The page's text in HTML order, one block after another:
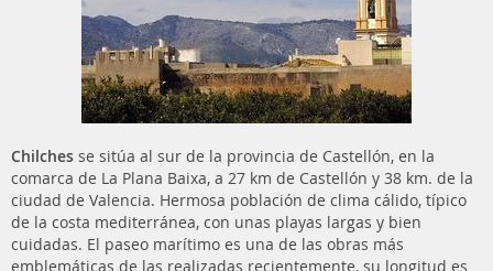
Chilches se sitúa al sur de la provincia de Castellón, en la
comarca de La Plana Baixa, a 27 km de Castellón y 38 km. de la
ciudad de Valencia. Hermosa población de clima cálido, típico
de la costa mediterránea, con unas playas largas y bien
cuidadas. El paseo marítimo es una de las obras más
emblemáticas de las realizadas recientemente, su longitud es